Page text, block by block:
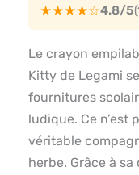
★★★★☆4.8/5
Le crayon
Kitty de Legami
fournitures
ludique. Ce n’est
véritable
herbe. Grâce à